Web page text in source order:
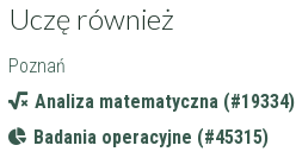
Uczę również
Poznań
Analiza matematyczna (#19334)
Badania operacyjne (#45315)